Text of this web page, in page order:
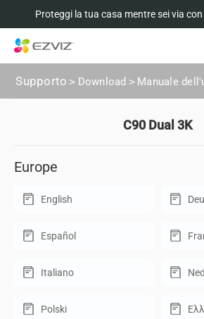
Proteggi la tua casa mentre sei via
Supporto > Download > Manuale
C90 Dual 3K
Europe
English
Español
Italiano
Polski